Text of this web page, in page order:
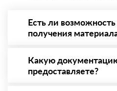
Есть ли
получения
- оплата по факту
если доставленный товар
качества, то Вы вправе от
Какую
предоставляете?